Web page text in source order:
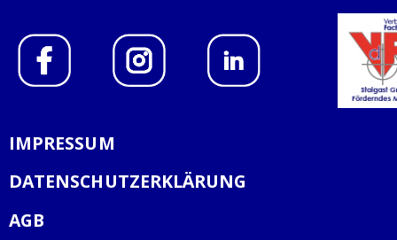
IMPRESSUM
DATENSCHUTZERKLÄRUNG
AGB